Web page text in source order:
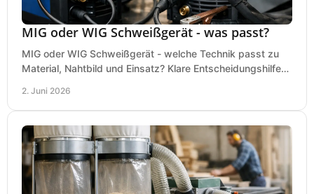
MIG oder WIG Schweißgerät - was passt?
MIG oder WIG Schweißgerät - welche Technik passt zu
Material, Nahtbild und Einsatz? Klare Entscheidungshilfe
2. Juni 2026